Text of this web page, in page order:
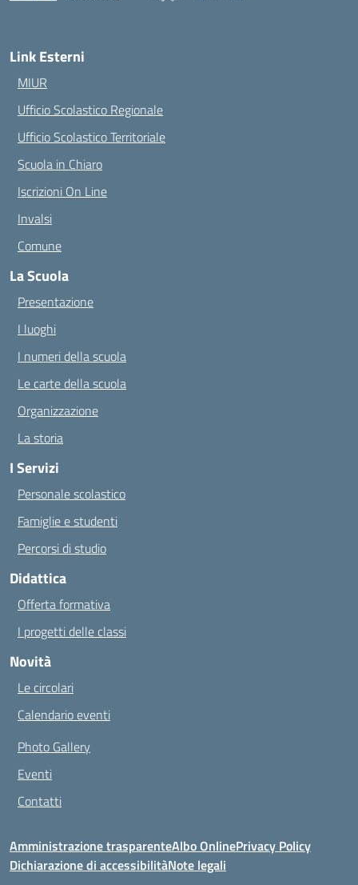
Link Esterni
MIUR
Ufficio Scolastico Regionale
Ufficio Scolastico Territoriale
Scuola in Chiaro
Iscrizioni On Line
Invalsi
Comune
La Scuola
Presentazione
I luoghi
I numeri della scuola
Le carte della scuola
Organizzazione
La storia
I Servizi
Personale scolastico
Famiglie e studenti
Percorsi di studio
Didattica
Offerta formativa
I progetti delle classi
Novità
Le circolari
Calendario eventi
Photo Gallery
Eventi
Contatti
Amministrazione trasparenteAlbo OnlinePrivacy Policy
Dichiarazione di accessibilitàNote legali